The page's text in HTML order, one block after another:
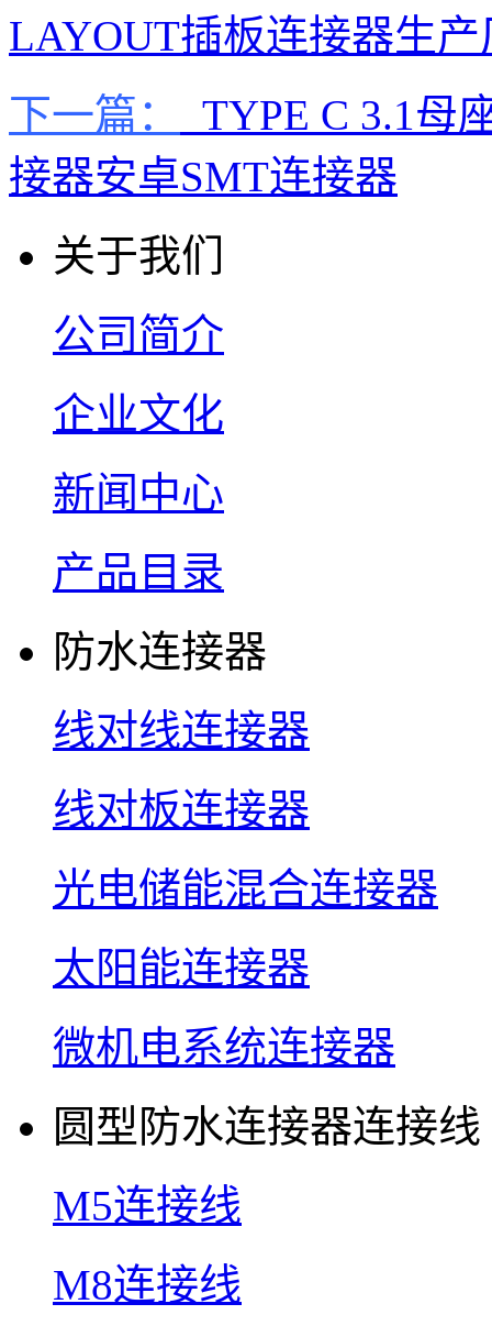
LAYOUT插板连接器生产
下一篇：
TYPE C 3.1母
接器安卓SMT连接器
关于我们
公司简介
企业文化
新闻中心
产品目录
防水连接器
线对线连接器
线对板连接器
光电储能混合连接器
太阳能连接器
微机电系统连接器
圆型防水连接器连接线
M5连接线
M8连接线